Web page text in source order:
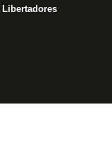
Libertadores